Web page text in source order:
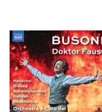
日山尚(1)
李兆前(1)
harmonia
上海科學技術文
Paul Jenkins / Derek
Hawkes, Steven
Gilbert Long / Giancarlo
Guerrero / Nashville
Symphony)